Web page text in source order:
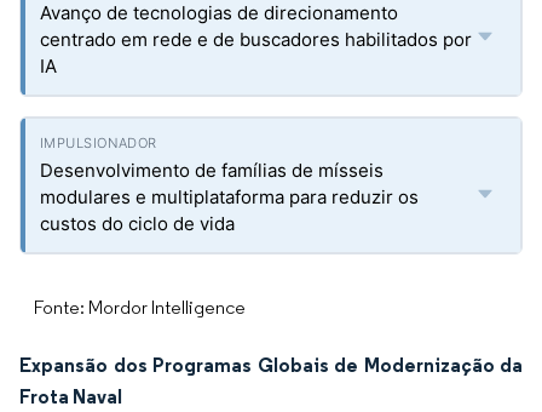
Avanço de tecnologias de direcionamento
centrado em rede e de buscadores habilitados por
IA
Desenvolvimento de famílias de mísseis
modulares e multiplataforma para reduzir os
custos do ciclo de vida
Fonte: Mordor Intelligence
Expansão dos Programas Globais de Modernização da
Frota Naval